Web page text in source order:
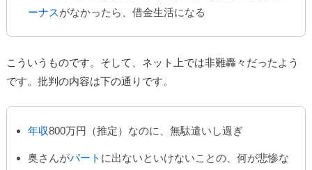
ーナスがなかったら、借金生活になる
こういうものです。そして、ネット上では非難轟々だったよう
です。批判の内容は下の通りです。
年収800万円（推定）なのに、無駄遣いし過ぎ
奥さんがパート に出ないといけないことの、何が悲惨な